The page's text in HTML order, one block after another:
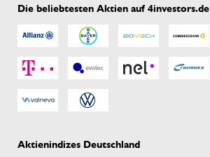
Die beliebtesten Aktien auf 4investors.de
Aktienindizes Deutschland